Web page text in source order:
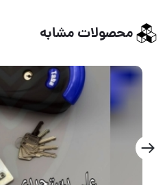
محصولات مشابه